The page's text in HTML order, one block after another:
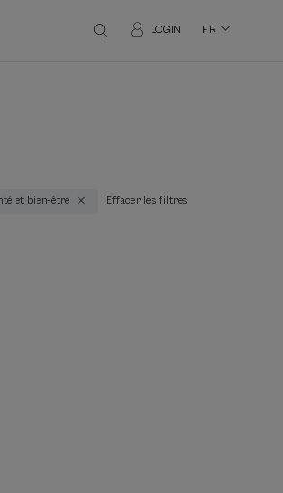
LOGIN FR
et bien-être Effacer les filtres